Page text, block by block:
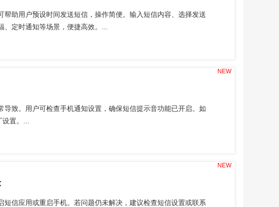
助用户预设时间发送短信，操作简便。输入短信内容、选择发送
、定时通知等场景，便捷高效。...
致。用户可检查手机通知设置，确保短信提示音功能已开启。如
置。...
NEW
信应用或重启手机。若问题仍未解决，建议检查短信设置或联系
NEW